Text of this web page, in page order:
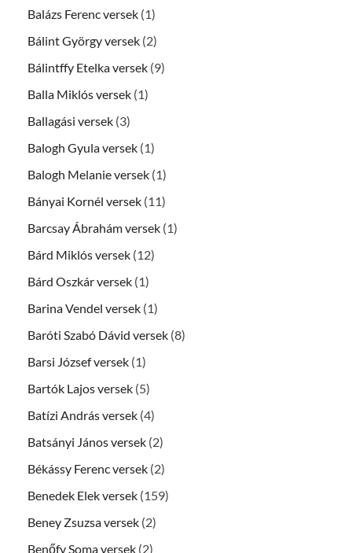
Balázs Ferenc versek (1)
Bálint György versek (2)
Bálintffy Etelka versek (9)
Balla Miklós versek (1)
Ballagási versek (3)
Balogh Gyula versek (1)
Balogh Melanie versek (1)
Bányai Kornél versek (11)
Barcsay Ábrahám versek (1)
Bárd Miklós versek (12)
Bárd Oszkár versek (1)
Barina Vendel versek (1)
Baróti Szabó Dávid versek (8)
Barsi József versek (1)
Bartók Lajos versek (5)
Batízi András versek (4)
Batsányi János versek (2)
Békássy Ferenc versek (2)
Benedek Elek versek (159)
Beney Zsuzsa versek (2)
Benőfy Soma versek (2)